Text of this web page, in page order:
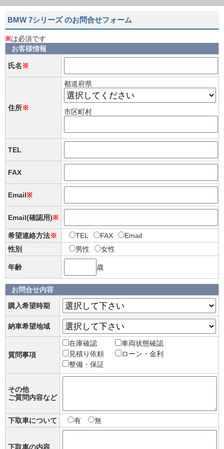
BMW 7シリーズ のお問合せフォーム
※は必須です
お客様情報
氏名※
住所※
都道府県
市区町村
TEL
FAX
Email※
Email(確認用)※
希望連絡方法※ TEL FAX
Email
性別
男性 女性
年齢 歳
お問合せ内容
購入希望時期
納車希望地域
質問事項
在庫確認
車両状態確認
見積り依頼
ローン・金利
整備・保証
その他
ご質問内容など
下取車について 有 無
下取車の内容